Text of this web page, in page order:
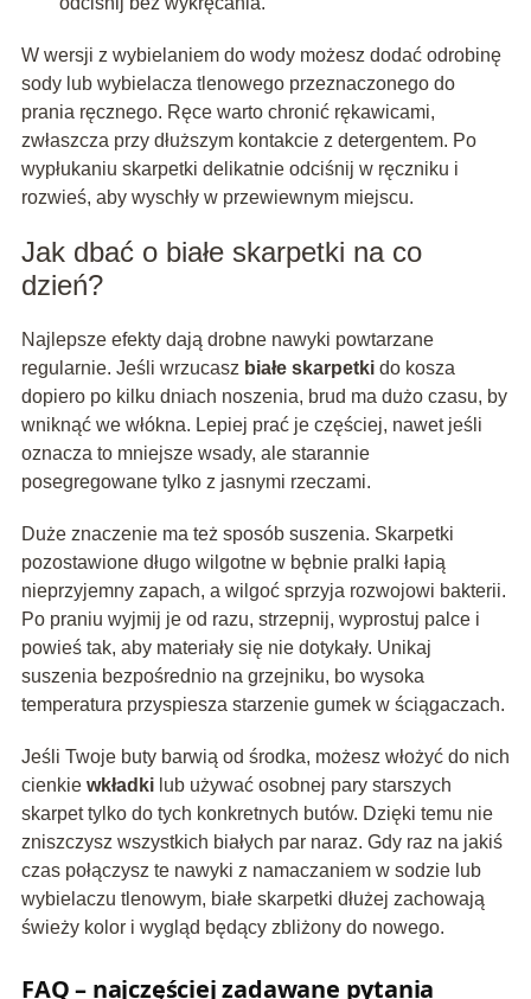
W wersji z wybielaniem do wody możesz dodać odrobinę
sody lub wybielacza tlenowego przeznaczonego do
prania ręcznego. Ręce warto chronić rękawicami,
zwłaszcza przy dłuższym kontakcie z detergentem. Po
wypłukaniu skarpetki delikatnie odciśnij w ręczniku i
rozwieś, aby wyschły w przewiewnym miejscu.
Jak dbać o białe skarpetki na co
dzień?
Najlepsze efekty dają drobne nawyki powtarzane
regularnie. Jeśli wrzucasz białe skarpetkido kosza
dopiero po kilku dniach noszenia, brud ma dużo czasu, by
wniknąć we włókna. Lepiej prać je częściej, nawet jeśli
oznacza to mniejsze wsady, ale starannie
posegregowane tylko z jasnymi rzeczami.
Duże znaczenie ma też sposób suszenia. Skarpetki
pozostawione długo wilgotne w bębnie pralki łapią
nieprzyjemny zapach, a wilgoć sprzyja rozwojowi bakterii.
Po praniu wyjmij je od razu, strzepnij, wyprostuj palce i
powieś tak, aby materiały się nie dotykały. Unikaj
suszenia bezpośrednio na grzejniku, bo wysoka
temperatura przyspiesza starzenie gumek w ściągaczach.
Jeśli Twoje buty barwią od środka, możesz włożyć do nich
cienkie wkładkilub używać osobnej pary starszych
skarpet tylko do tych konkretnych butów. Dzięki temu nie
zniszczysz wszystkich białych par naraz. Gdy raz na jakiś
czas połączysz te nawyki z namaczaniem w sodzie lub
wybielaczu tlenowym, białe skarpetki dłużej zachowają
świeży kolor i wygląd będący zbliżony do nowego.
FAQ – najczęściej zadawane pytania